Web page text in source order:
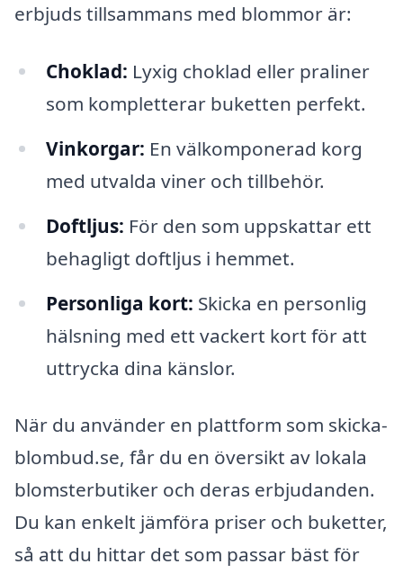
erbjuds tillsammans med blommor är:
Choklad: Lyxig choklad eller praliner
som kompletterar buketten perfekt.
Vinkorgar: En välkomponerad korg
med utvalda viner och tillbehör.
Doftljus: För den som uppskattar ett
behagligt doftljus i hemmet.
Personliga kort: Skicka en personlig
hälsning med ett vackert kort för att
uttrycka dina känslor.
När du använder en plattform som skicka-
blombud.se, får du en översikt av lokala
blomsterbutiker och deras erbjudanden.
Du kan enkelt jämföra priser och buketter,
så att du hittar det som passar bäst för